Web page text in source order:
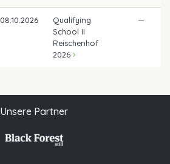
08.10.2026
Qualifying
School II
Reischenhof
2026
—
Unsere Partner